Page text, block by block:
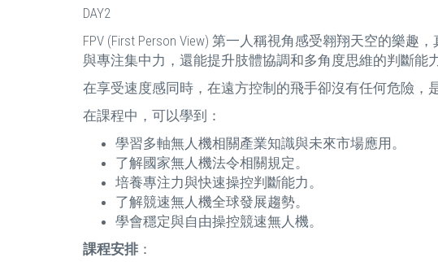
DAY2
FPV (First Person View) 第一人稱視角感受翱翔天空的樂
與專注集中力，還能提升肢體協調和多角度思維的判斷能力
在享受速度感同時，在遠方控制的飛手卻沒有任何危險，
在課程中，可以學到：
學習多軸無人機相關產業知識與未來市場應用。
了解國家無人機法令相關規定。
培養專注力與快速操控判斷能力。
了解競速無人機全球發展趨勢。
學會穩定與自由操控競速無人機。
課程安排 ：